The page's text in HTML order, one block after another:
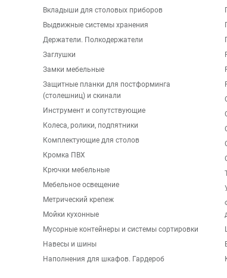
Вкладыши для столовых приборов
Выдвижные системы хранения
Держатели. Полкодержатели
Заглушки
Замки мебельные
Защитные планки для постформинга
(столешниц) и скинали
Инструмент и сопутствующие
Колеса, ролики, подпятники
Комплектующие для столов
Кромка ПВХ
Крючки мебельные
Мебельное освещение
Метрический крепеж
Мойки кухонные
Мусорные контейнеры и системы сортировки
Навесы и шины
Наполнения для шкафов. Гардероб